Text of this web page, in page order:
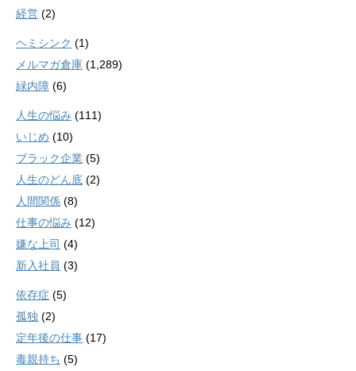
経営 (2)
ヘミシンク (1)
メルマガ倉庫 (1,289)
緑内障 (6)
人生の悩み (111)
いじめ (10)
ブラック企業 (5)
人生のどん底 (2)
人間関係 (8)
仕事の悩み (12)
嫌な上司 (4)
新入社員 (3)
依存症 (5)
孤独 (2)
定年後の仕事 (17)
毒親持ち (5)